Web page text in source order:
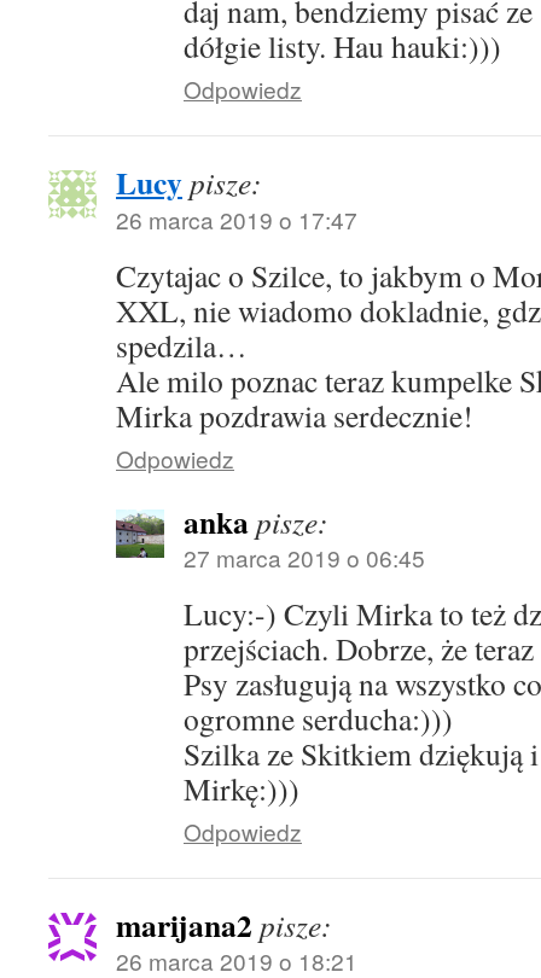
daj nam, bendziemy pisać
dółgie listy. Hau hauki:)))
Odpowiedz
Lucypisze:
26 marca 2019 o 17:47
Czytajac o Szilce, to jakbym o
XXL, nie wiadomo dokladnie,
spedzila…
Ale milo poznac teraz kumpelke
Mirka pozdrawia serdecznie!
Odpowiedz
ankapisze:
27 marca 2019 o 06:45
Lucy:-) Czyli Mirka to też
przejściach. Dobrze, że
Psy zasługują na wszystko
ogromne serducha:)))
Szilka ze Skitkiem dziękują
Mirkę:)))
Odpowiedz
marijana2 pisze:
26 marca 2019 o 18:21